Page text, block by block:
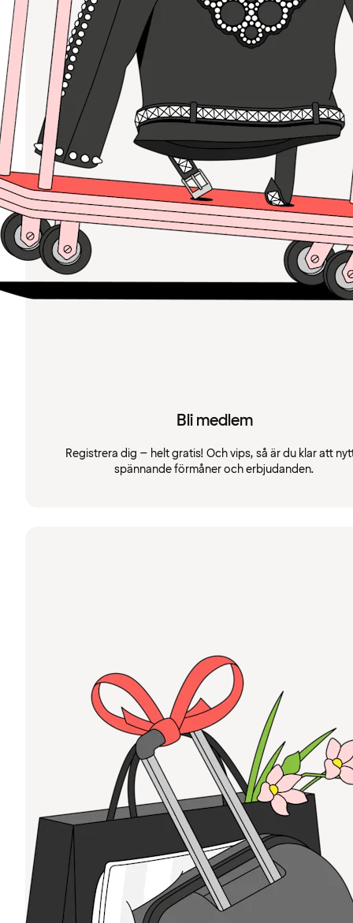
Bli medlem
Registrera dig – helt gratis! Och vips, så är du klar att
spännande förmåner och erbjudanden.